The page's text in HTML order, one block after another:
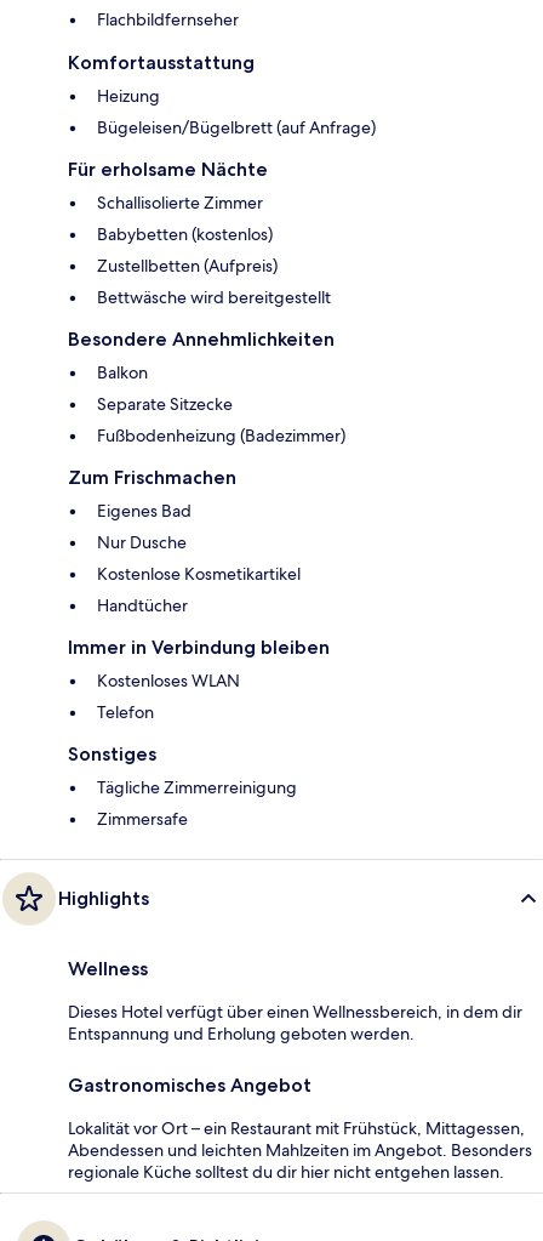
Flachbildfernseher
Komfortausstattung
Heizung
Bügeleisen/Bügelbrett (auf Anfrage)
Für erholsame Nächte
Schallisolierte Zimmer
Babybetten (kostenlos)
Zustellbetten (Aufpreis)
Bettwäsche wird bereitgestellt
Besondere Annehmlichkeiten
Balkon
Separate Sitzecke
Fußbodenheizung (Badezimmer)
Zum Frischmachen
Eigenes Bad
Nur Dusche
Kostenlose Kosmetikartikel
Handtücher
Immer in Verbindung bleiben
Kostenloses WLAN
Telefon
Sonstiges
Tägliche Zimmerreinigung
Zimmersafe
Highlights
Wellness
Dieses Hotel verfügt über einen Wellnessbereich, in dem dir
Entspannung und Erholung geboten werden.
Gastronomisches Angebot
Lokalität vor Ort – ein Restaurant mit Frühstück, Mittagessen,
Abendessen und leichten Mahlzeiten im Angebot. Besonders
regionale Küche solltest du dir hier nicht entgehen lassen.